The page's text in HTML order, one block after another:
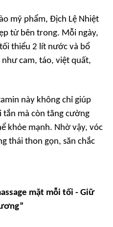
mỹ phẩm, Địch Lệ Nhiệt
từ bên trong. Mỗi ngày,
thiểu 2 lít nước và bổ
cam, táo, việt quất,
này không chỉ giúp
mà còn tăng cường
khỏe mạnh. Nhờ vậy, vóc
thái thon gọn, săn chắc
mặt mỗi tối - Giữ